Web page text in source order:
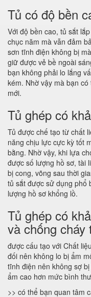
Tủ có độ bền
Với độ bền cao, tủ sắt
chục năm mà vẫn đảm
sơn tĩnh điện không bị
giữ được vẻ bề ngoài
bạn không phải lo lắng
kém. Nhờ vậy mà bạn
mới.
Tủ ghép có
Tủ được chế tạo từ chất
năng chịu lực cực kỳ tốt
bằng. Nhờ vậy, khi lựa
được số lượng hồ sơ, tài
bị cong, võng sau thời
tủ sắt được sử dụng phổ
lượng hồ sơ khổng lồ.
Tủ ghép có
và chống cháy
được cấu tạo với Chất
đối nên không lo bị ẩm
tĩnh điện nên không sợ
ẩm cao hơn mức bình
>> có thể bạn quan tâm